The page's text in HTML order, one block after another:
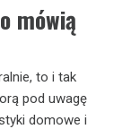
mówią
to i tak
pod uwagę
domowe i